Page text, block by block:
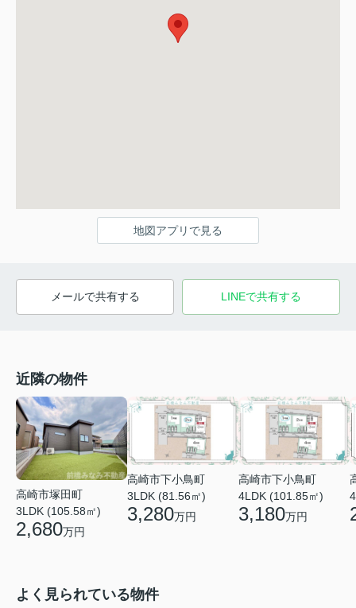
地図アプリで見る
メールで共有する LINEで共有する
近隣の物件
高崎市塚田町
3LDK (105.58㎡)
2,680万円
高崎市下小鳥町
3LDK (81.56㎡)
3,280万円
高崎市下小鳥町
4LDK (101.85㎡)
3,180万円
よく見られている物件